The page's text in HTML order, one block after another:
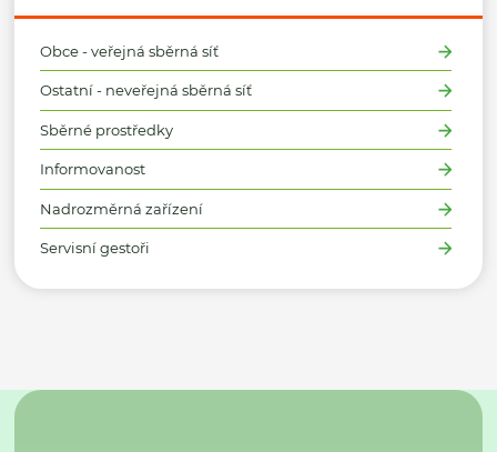
Obce - veřejná sběrná síť
Ostatní - neveřejná sběrná síť
Sběrné prostředky
Informovanost
Nadrozměrná zařízení
Servisní gestoři